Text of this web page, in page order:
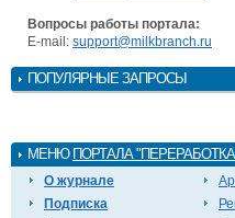
Вопросы работы портала:
E-mail: support@milkbranch.ru
ПОПУЛЯРНЫЕ ЗАПРОСЫ
МЕНЮ ПОРТАЛА
О журнале
Подписка